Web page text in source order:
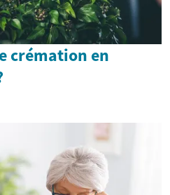
crémation en